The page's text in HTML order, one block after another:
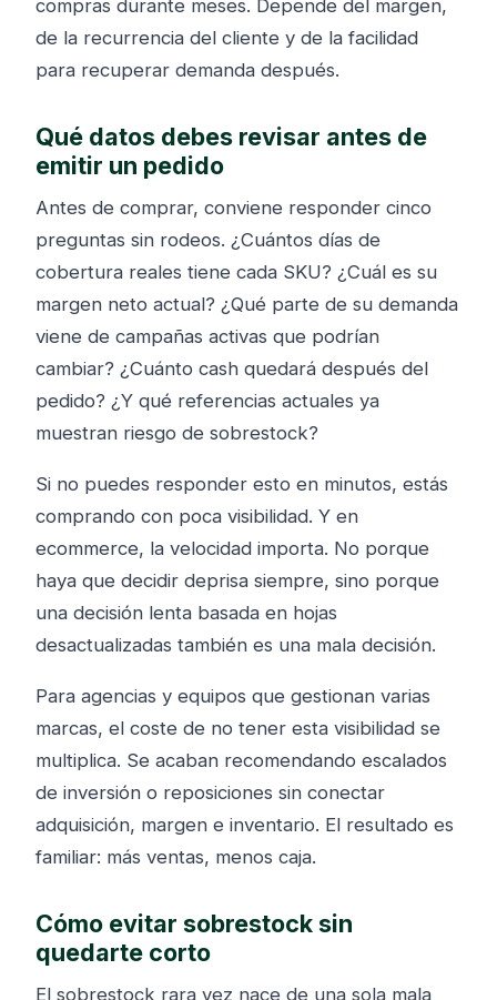
compras durante meses. Depende del margen,
de la recurrencia del cliente y de la facilidad
para recuperar demanda después.
Qué datos debes revisar antes de
emitir un pedido
Antes de comprar, conviene responder cinco
preguntas sin rodeos. ¿Cuántos días de
cobertura reales tiene cada SKU? ¿Cuál es su
margen neto actual? ¿Qué parte de su demanda
viene de campañas activas que podrían
cambiar? ¿Cuánto cash quedará después del
pedido? ¿Y qué referencias actuales ya
muestran riesgo de sobrestock?
Si no puedes responder esto en minutos, estás
comprando con poca visibilidad. Y en
ecommerce, la velocidad importa. No porque
haya que decidir deprisa siempre, sino porque
una decisión lenta basada en hojas
desactualizadas también es una mala decisión.
Para agencias y equipos que gestionan varias
marcas, el coste de no tener esta visibilidad se
multiplica. Se acaban recomendando escalados
de inversión o reposiciones sin conectar
adquisición, margen e inventario. El resultado es
familiar: más ventas, menos caja.
Cómo evitar sobrestock sin
quedarte corto
El sobrestock rara vez nace de una sola mala